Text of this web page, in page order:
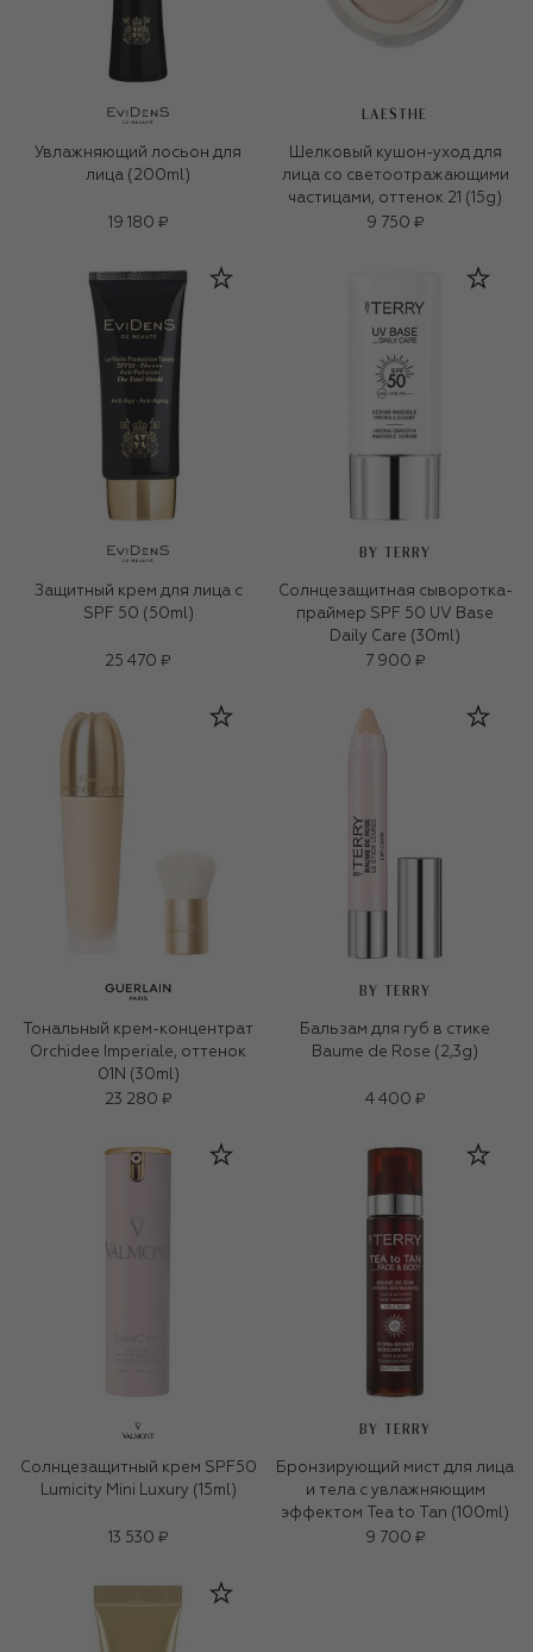
Увлажняющий лосьон для
лица (200ml)
19 180 ₽
LAESTHE
Шелковый кушон-уход для
лица со светоотражающими
частицами, оттенок 21 (15g)
9 750 ₽
Защитный крем для лица с
SPF 50 (50ml)
25 470 ₽
BY TERRY
Солнцезащитная сыворотка-
праймер SPF 50 UV Base
Daily Care (30ml)
7 900 ₽
Тональный крем-концентрат
Orchidee Imperiale, оттенок
01N (30ml)
23 280 ₽
BY TERRY
Бальзам для губ в стике
Baume de Rose (2,3g)
4 400 ₽
Солнцезащитный крем SPF50
Lumicity Mini Luxury (15ml)
13 530 ₽
BY TERRY
Бронзирующий мист для лица
и тела с увлажняющим
эффектом Tea to Tan (100ml)
9 700 ₽